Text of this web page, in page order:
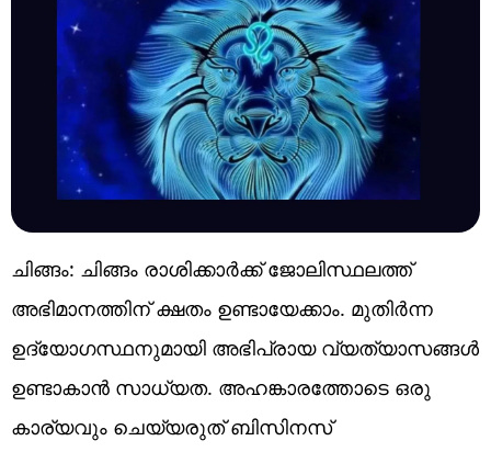
ചിങ്ങം: ചിങ്ങം രാശിക്കാർക്ക് ജോലിസ്ഥലത്ത്
അഭിമാനത്തിന് ക്ഷതം ഉണ്ടായേക്കാം. മുതിർന്ന
ഉദ്യോഗസ്ഥനുമായി അഭിപ്രായ വ്യത്യാസങ്ങൾ
ഉണ്ടാകാൻ സാധ്യത. അഹങ്കാരത്തോടെ ഒരു
കാര്യവും ചെയ്യരുത് ബിസിനസ്